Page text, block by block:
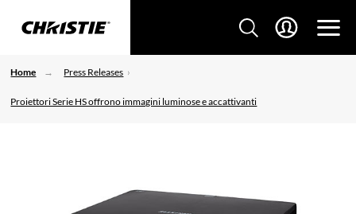
Home Press Releases
Proiettori Serie HS offrono immagini luminose e accattivanti